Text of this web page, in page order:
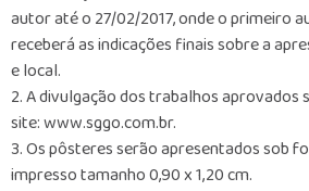
autor até o 27/02/2017, onde o primeiro
receberá as indicações finais sobre a
e local.
2. A divulgação dos trabalhos
site: www.sggo.com.br.
3. Os pôsteres serão apresentados sob
impresso tamanho 0,90 x 1,20 cm.